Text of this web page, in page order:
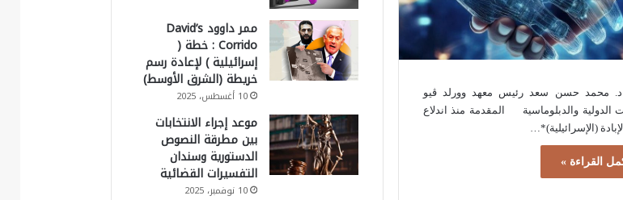
د. محمد حسن سعد رئيس معهد وورلد ڤيو
الدولية والدبلوماسية المقدمة منذ اندلاع
(الإسرائيلية)*…
القراءة »
ممر داوود David’s
Corrido : خطة (
إسرائيلية ) لإعادة رسم
خريطة (الشرق الأوسط)
10 أغسطس، 2025
موعد إجراء الانتخابات
بين مطرقة النصوص
الدستورية وسندان
التفسيرات القضائية
10 نوفمبر، 2025